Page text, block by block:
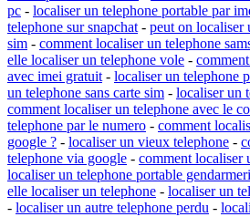
pc - localiser un telephone portable par
telephone sur snapchat - peut on localiser
sim - comment localiser un telephone
elle localiser un telephone vole -
avec imei gratuit - localiser un telephone
un telephone sans carte sim - localiser un
comment localiser un telephone avec le
telephone par le numero - comment
google ? - localiser un vieux telephone -
telephone via google - comment localiser
localiser un telephone portable
elle localiser un telephone - localiser un
- localiser un autre telephone perdu -